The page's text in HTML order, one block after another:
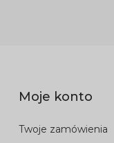
Moje konto
Twoje zamówienia